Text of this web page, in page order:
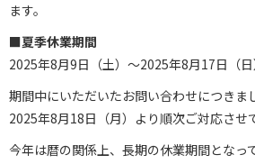
ます。
■夏季休業期間
2025年8月9日（土）～2025年8月17日（日
期間中にいただいたお問い合わせにつきま
2025年8月18日（月）より順次ご対応させ
今年は暦の関係上、長期の休業期間となっ